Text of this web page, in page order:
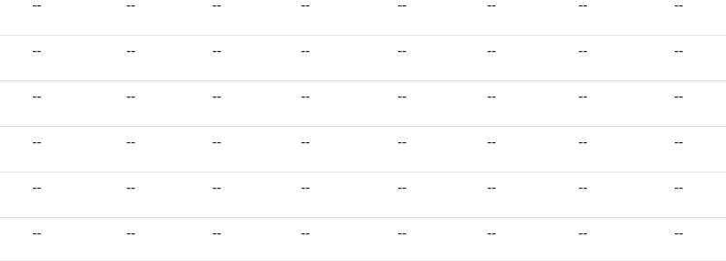
-- -- -- -- -- -- -- --
-- -- -- -- -- -- -- --
-- -- -- -- -- -- -- --
-- -- -- -- -- -- -- --
-- -- -- -- -- -- -- --
-- -- -- -- -- -- -- --